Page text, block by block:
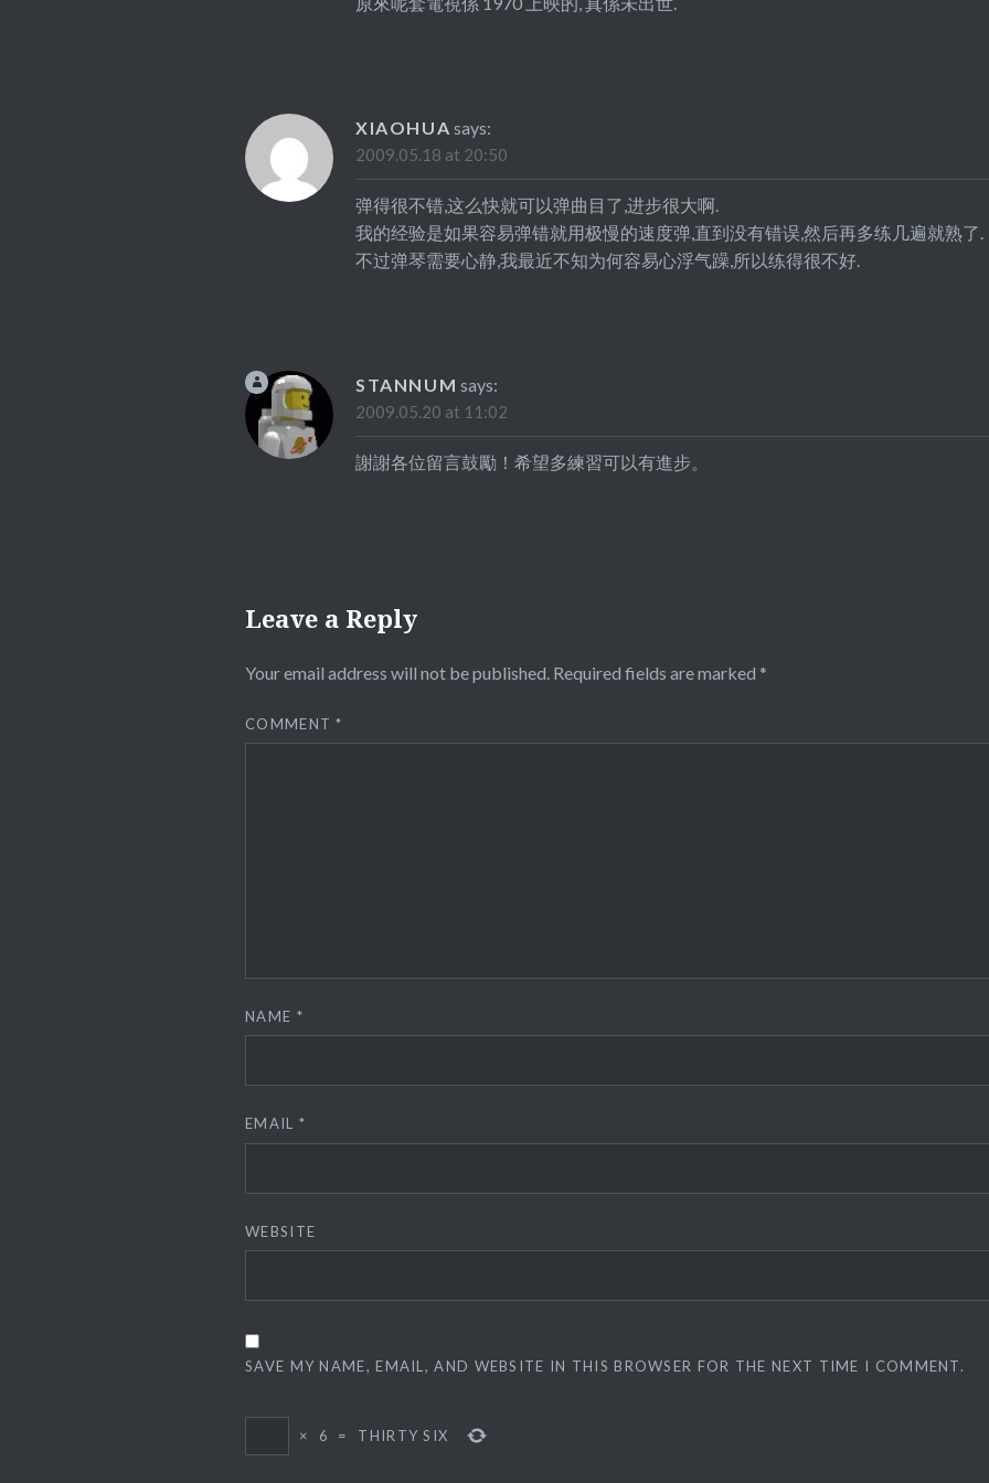
XIAOHUA says:
2009.05.18 at 20:50
弹得很不错,这么快就可以弹曲目了,进步很大啊.
我的经验是如果容易弹错就用极慢的速度弹,直到没有错误,然后再多练几遍就熟了.
不过弹琴需要心静,我最近不知为何容易心浮气躁,所以练得很不好.
STANNUM says:
2009.05.20 at 11:02
謝謝各位留言鼓勵！希望多練習可以有進步。
Leave a Reply
Your email address will not be published. Required fields are marked *
COMMENT*
NAME *
EMAIL *
WEBSITE
SAVE MY NAME, EMAIL, AND WEBSITE IN THIS BROWSER FOR THE NEXT TIME I COMMENT.
× 6 = THIRTY SIX